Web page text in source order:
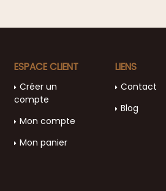
LIENS
Contact
Blog
ESPACE CLIENT
Créer un
compte
Mon compte
Mon panier